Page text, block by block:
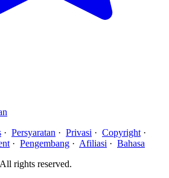
· Persyaratan · Privasi · Copyright ·
· Pengembang · Afiliasi · Bahasa
rights reserved.